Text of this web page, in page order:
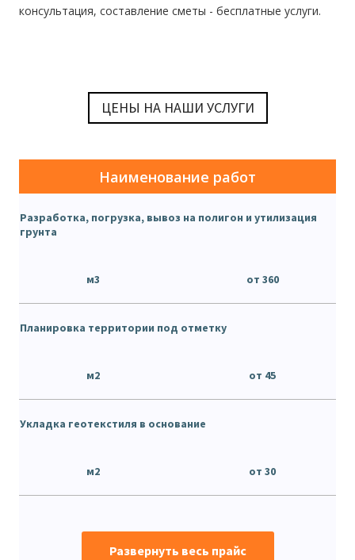
консультация, составление сметы - бесплатные услуги.
ЦЕНЫ НА НАШИ УСЛУГИ
Наименование работ
Разработка, погрузка, вывоз на полигон и утилизация
грунта
м3 от 360
Планировка территории под отметку
м2 от 45
Укладка геотекстиля в основание
м2 от 30
Развернуть весь прайс